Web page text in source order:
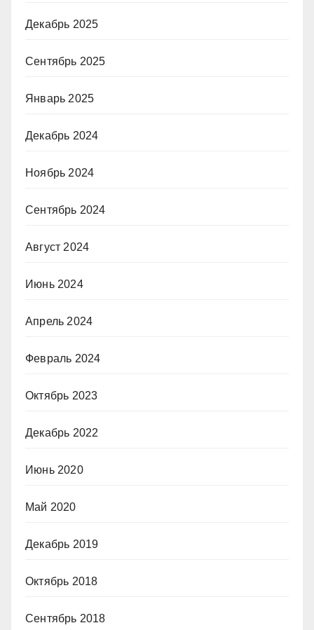
Декабрь 2025
Сентябрь 2025
Январь 2025
Декабрь 2024
Ноябрь 2024
Сентябрь 2024
Август 2024
Июнь 2024
Апрель 2024
Февраль 2024
Октябрь 2023
Декабрь 2022
Июнь 2020
Май 2020
Декабрь 2019
Октябрь 2018
Сентябрь 2018